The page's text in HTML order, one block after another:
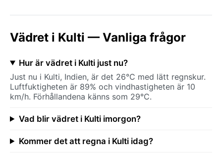
Vädret i Kulti — Vanliga frågor
Hur är vädret i Kulti just nu?
Just nu i Kulti, Indien, är det 26°C med lätt regnskur.
Luftfuktigheten är 89% och vindhastigheten är 10
km/h. Förhållandena känns som 29°C.
Vad blir vädret i Kulti imorgon?
Kommer det att regna i Kulti idag?